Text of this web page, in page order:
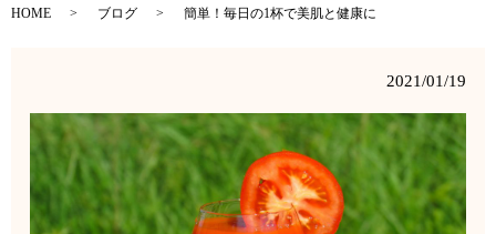
HOME ブログ 簡単！毎日の1杯で美肌と健康に
2021/01/19